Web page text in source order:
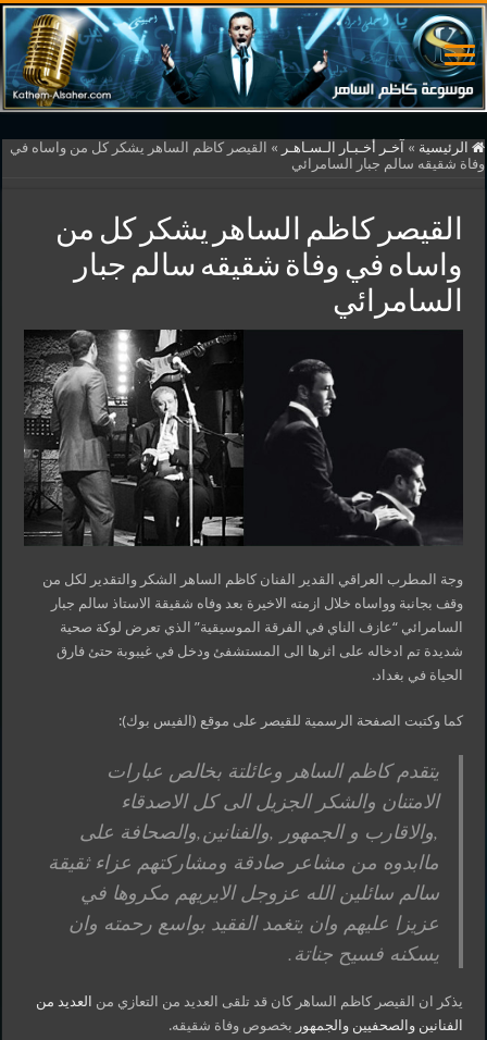
الرئيسية » آخـر أخـبـار الـسـاهـر » القيصر كاظم الساهر يشكر كل من واساه في
وفاة شقيقه سالم جبار السامرائي
القيصر كاظم الساهر يشكر كل من
واساه في وفاة شقيقه سالم جبار
السامرائي
وجة المطرب العراقي القدير الفنان كاظم الساهر الشكر والتقدير لكل من
وقف بجانبة وواساه خلال ازمته الاخيرة بعد وفاه شقيقة الاستاذ سالم جبار
السامرائي “عازف الناي في الفرقة الموسيقية” الذي تعرض لوكة صحية
شديدة تم ادخاله على اثرها الى المستشفئ ودخل في غيبوبة حتئ فارق
الحياة في بغداد.
كما وكتبت الصفحة الرسمية للقيصر على موقع (الفيس بوك):
يتقدم كاظم الساهر وعائلتة بخالص عبارات
الامتنان والشكر الجزيل الى كل الاصدقاء
,والاقارب و الجمهور ,والفنانين,والصحافة على
ماابدوه من مشاعر صادقة ومشاركتهم عزاء ثقيقة
سالم سائلين الله عزوجل الايريهم مكروها في
عزيزا عليهم وان يتغمد الفقيد بواسع رحمته وان
يسكنه فسيح جناتة.
يذكر ان القيصر كاظم الساهر كان قد تلقى العديد من التعازي من العديد من
الفنانين والصحفيين والجمهور بخصوص وفاة شقيقه.